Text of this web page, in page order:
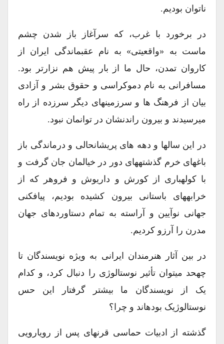
ناتوان بودیم.
در برخورد با غرب، که سرآغاز باز شدن چشم
ماست به «واقعیتی» به نام عقبماندگی ایران از
کاروان تمدن، حال ما از بار پیش هم نزارتر بود.
مسافرانی به نام دموکراسی و حقوق بشر و آزادی
بیان از فرهنگ ها و سرزمینهای دیگر سرزده از راه
میرسیدند و بیرون راندنشان در توانمان نبود.
در این سالها و دهه های پریشانحالی و درماندگی باز
باغهای خرم گذشتههای دور در خیالمان جان گرفت و
با کولهباری از کورش و داریوش و فروهر که از
خرابههای باستانی بیرون کشیده بودیم، پیافکنی
جهانی نوآیین و آراسته به تمام دستاوردهای جهان
مدرن را آرزو کردیم.
در بین آثار هنرمندان ایرانی به ویژه نویسندگان تا
چهحد میتوان تأثیر نوستالوژی را دنبال کرد، و کدام
یک از نویسندگان ما بیشتر گرفتار این حس
نوستالوژیک بودهاند و چرا؟
گذشته از ادبیات حماسی قرنهای پس از رویارویی